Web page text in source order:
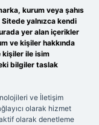
kurum veya şahıs
yalnızca kendi
yer alan içerikler
ve kişiler hakkında
kişiler ile isim
bilgiler taslak
ve İletişim
olarak hizmet
olarak denetleme